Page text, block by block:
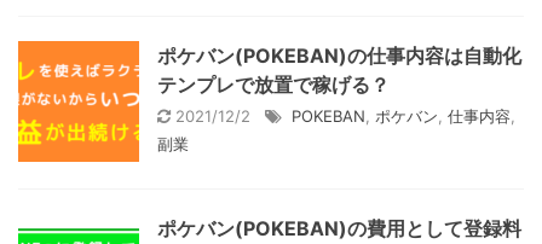
ポケバン(POKEBAN)の仕事内容は自動化
テンプレで放置で稼げる？
2021/12/2 POKEBAN ポケバン 仕事内容
副業
ポケバン(POKEBAN)の費用として登録料